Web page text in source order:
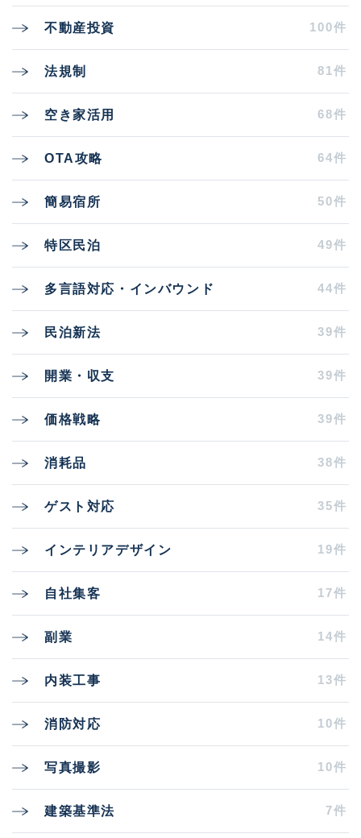
不動産投資 100件
法規制 81件
空き家活用 68件
OTA攻略 64件
簡易宿所 50件
特区民泊 49件
多言語対応・インバウンド 44件
民泊新法 39件
開業・収支 39件
価格戦略 39件
消耗品 38件
ゲスト対応 35件
インテリアデザイン 19件
自社集客 17件
副業 14件
内装工事 13件
消防対応 10件
写真撮影 10件
建築基準法 7件